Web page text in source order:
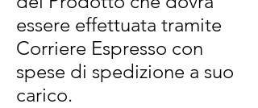
essere effettuata tramite
Corriere Espresso con
spese di spedizione a suo
carico.